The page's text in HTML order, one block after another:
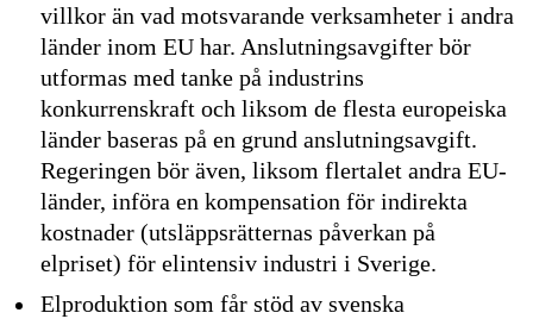
villkor än vad motsvarande verksamheter i andra
länder inom EU har. Anslutningsavgifter bör
utformas med tanke på industrins
konkurrenskraft och liksom de flesta europeiska
länder baseras på en grund anslutningsavgift.
Regeringen bör även, liksom flertalet andra EU-
länder, införa en kompensation för indirekta
kostnader (utsläppsrätternas påverkan på
elpriset) för elintensiv industri i Sverige.
Elproduktion som får stöd av svenska